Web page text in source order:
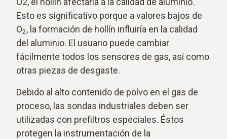
Esto es significativo porque a valores bajos de
O2, la formación de hollín influiría en la calidad
del aluminio. El usuario puede cambiar
fácilmente todos los sensores de gas, así como
otras piezas de desgaste.
Debido al alto contenido de polvo en el gas de
proceso, las sondas industriales deben ser
utilizadas con prefiltros especiales. Éstos
protegen la instrumentación de la